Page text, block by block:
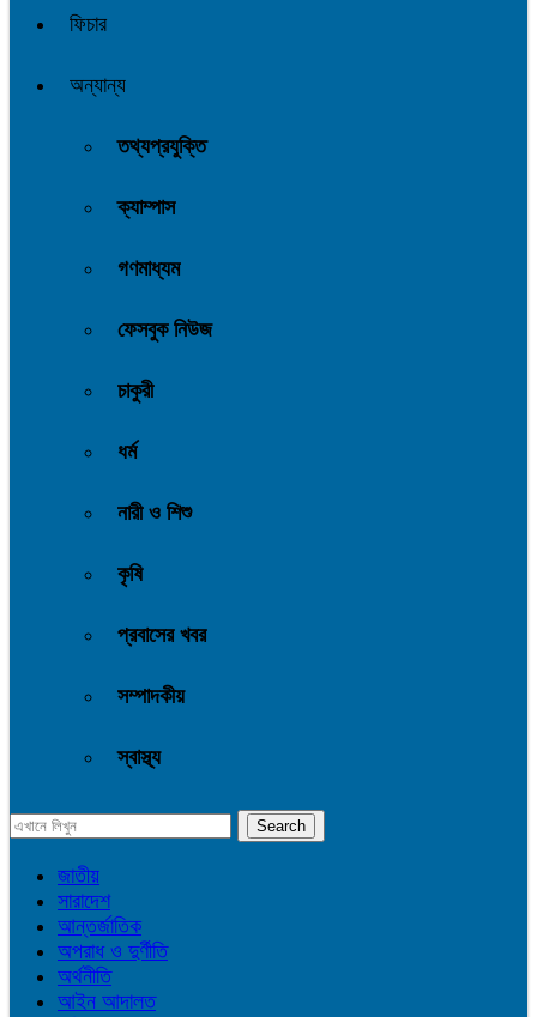
ফিচার
অন্যান্য
তথ্যপ্রযুক্তি
ক্যাম্পাস
গণমাধ্যম
ফেসবুক নিউজ
চাকুরী
ধর্ম
নারী ও শিশু
কৃষি
প্রবাসের খবর
সম্পাদকীয়
স্বাস্থ্য
জাতীয়
সারাদেশ
আন্তর্জাতিক
অপরাধ ও দুর্ণীতি
অর্থনীতি
আইন আদালত